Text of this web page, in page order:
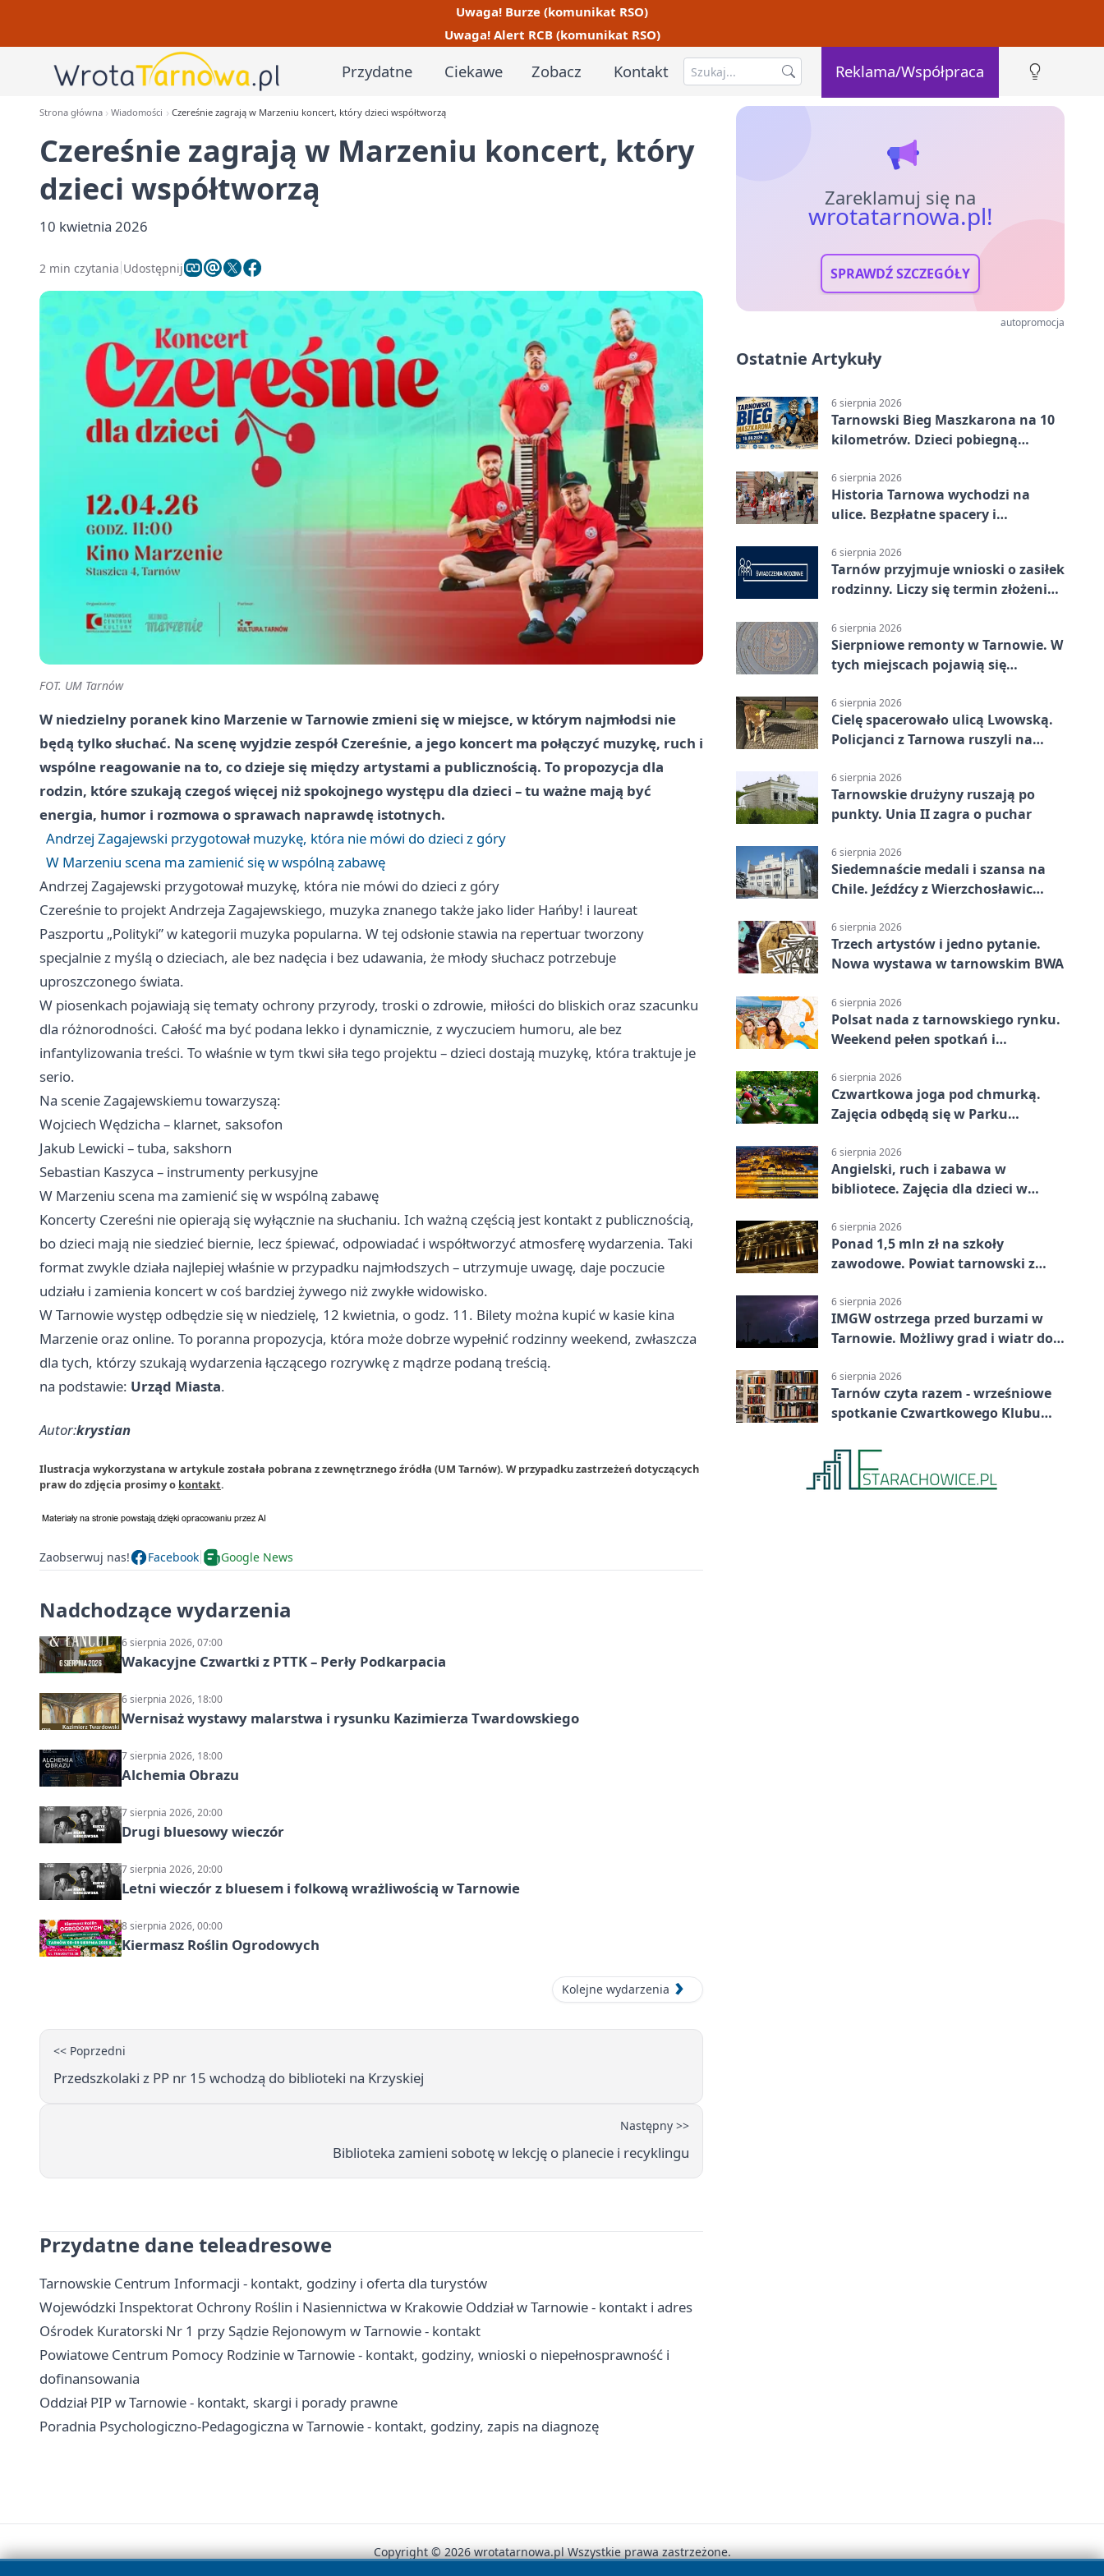
Uwaga! Burze (komunikat RSO)
Uwaga! Alert RCB (komunikat RSO)
Przydatne Ciekawe Zobacz Kontakt Reklama/Współpraca
Strona główna Wiadomości Czereśnie zagrają w Marzeniu koncert, który dzieci współtworzą
Czereśnie zagrają w Marzeniu koncert, który
dzieci współtworzą
10 kwietnia 2026
2 min czytania Udostępnij
FOT. UM Tarnów
W niedzielny poranek kino Marzenie w Tarnowie zmieni się w miejsce, w którym najmłodsi nie
będą tylko słuchać. Na scenę wyjdzie zespół Czereśnie, a jego koncert ma połączyć muzykę, ruch i
wspólne reagowanie na to, co dzieje się między artystami a publicznością. To propozycja dla
rodzin, które szukają czegoś więcej niż spokojnego występu dla dzieci – tu ważne mają być
energia, humor i rozmowa o sprawach naprawdę istotnych.
Andrzej Zagajewski przygotował muzykę, która nie mówi do dzieci z góry
W Marzeniu scena ma zamienić się w wspólną zabawę
Andrzej Zagajewski przygotował muzykę, która nie mówi do dzieci z góry
Czereśnie to projekt Andrzeja Zagajewskiego, muzyka znanego także jako lider Hańby! i laureat
Paszportu „Polityki” w kategorii muzyka popularna. W tej odsłonie stawia na repertuar tworzony
specjalnie z myślą o dzieciach, ale bez nadęcia i bez udawania, że młody słuchacz potrzebuje
uproszczonego świata.
W piosenkach pojawiają się tematy ochrony przyrody, troski o zdrowie, miłości do bliskich oraz szacunku
dla różnorodności. Całość ma być podana lekko i dynamicznie, z wyczuciem humoru, ale bez
infantylizowania treści. To właśnie w tym tkwi siła tego projektu – dzieci dostają muzykę, która traktuje je
serio.
Na scenie Zagajewskiemu towarzyszą:
Wojciech Wędzicha – klarnet, saksofon
Jakub Lewicki – tuba, sakshorn
Sebastian Kaszyca – instrumenty perkusyjne
W Marzeniu scena ma zamienić się w wspólną zabawę
Koncerty Czereśni nie opierają się wyłącznie na słuchaniu. Ich ważną częścią jest kontakt z publicznością,
bo dzieci mają nie siedzieć biernie, lecz śpiewać, odpowiadać i współtworzyć atmosferę wydarzenia. Taki
format zwykle działa najlepiej właśnie w przypadku najmłodszych – utrzymuje uwagę, daje poczucie
udziału i zamienia koncert w coś bardziej żywego niż zwykłe widowisko.
W Tarnowie występ odbędzie się w niedzielę, 12 kwietnia, o godz. 11. Bilety można kupić w kasie kina
Marzenie oraz online. To poranna propozycja, która może dobrze wypełnić rodzinny weekend, zwłaszcza
dla tych, którzy szukają wydarzenia łączącego rozrywkę z mądrze podaną treścią.
na podstawie: Urząd Miasta.
Autor:krystian
Ilustracja wykorzystana w artykule została pobrana z zewnętrznego źródła (UM Tarnów). W przypadku zastrzeżeń dotyczących
praw do zdjęcia prosimy o kontakt.
Zaobserwuj nas! Facebook Google News
Nadchodzące wydarzenia
6 sierpnia 2026, 07:00
Wakacyjne Czwartki z PTTK – Perły Podkarpacia
6 sierpnia 2026, 18:00
Wernisaż wystawy malarstwa i rysunku Kazimierza Twardowskiego
7 sierpnia 2026, 18:00
Alchemia Obrazu
7 sierpnia 2026, 20:00
Drugi bluesowy wieczór
7 sierpnia 2026, 20:00
Letni wieczór z bluesem i folkową wrażliwością w Tarnowie
8 sierpnia 2026, 00:00
Kiermasz Roślin Ogrodowych
Kolejne wydarzenia
<< Poprzedni
Przedszkolaki z PP nr 15 wchodzą do biblioteki na Krzyskiej
Następny >>
Biblioteka zamieni sobotę w lekcję o planecie i recyklingu
Przydatne dane teleadresowe
Tarnowskie Centrum Informacji - kontakt, godziny i oferta dla turystów
Wojewódzki Inspektorat Ochrony Roślin i Nasiennictwa w Krakowie Oddział w Tarnowie - kontakt i adres
Ośrodek Kuratorski Nr 1 przy Sądzie Rejonowym w Tarnowie - kontakt
Powiatowe Centrum Pomocy Rodzinie w Tarnowie - kontakt, godziny, wnioski o niepełnosprawność i
dofinansowania
Oddział PIP w Tarnowie - kontakt, skargi i porady prawne
Poradnia Psychologiczno-Pedagogiczna w Tarnowie - kontakt, godziny, zapis na diagnozę
Zareklamuj się na
wrotatarnowa.pl!
SPRAWDŹ SZCZEGÓŁY
autopromocja
Ostatnie Artykuły
6 sierpnia 2026
Tarnowski Bieg Maszkarona na 10
kilometrów. Dzieci pobiegną
6 sierpnia 2026
Historia Tarnowa wychodzi na
ulice. Bezpłatne spacery i
6 sierpnia 2026
Tarnów przyjmuje wnioski o zasiłek
rodzinny. Liczy się termin złożenia
6 sierpnia 2026
Sierpniowe remonty w Tarnowie. W
tych miejscach pojawią się
6 sierpnia 2026
Cielę spacerowało ulicą Lwowską.
Policjanci z Tarnowa ruszyli na
6 sierpnia 2026
Tarnowskie drużyny ruszają po
punkty. Unia II zagra o puchar
6 sierpnia 2026
Siedemnaście medali i szansa na
Chile. Jeźdźcy z Wierzchosławic
6 sierpnia 2026
Trzech artystów i jedno pytanie.
Nowa wystawa w tarnowskim BWA
6 sierpnia 2026
Polsat nada z tarnowskiego rynku.
Weekend pełen spotkań i
6 sierpnia 2026
Czwartkowa joga pod chmurką.
Zajęcia odbędą się w Parku
6 sierpnia 2026
Angielski, ruch i zabawa w
bibliotece. Zajęcia dla dzieci w
6 sierpnia 2026
Ponad 1,5 mln zł na szkoły
zawodowe. Powiat tarnowski z
6 sierpnia 2026
IMGW ostrzega przed burzami w
Tarnowie. Możliwy grad i wiatr do
6 sierpnia 2026
Tarnów czyta razem - wrześniowe
spotkanie Czwartkowego Klubu
Copyright © 2026 wrotatarnowa.pl Wszystkie prawa zastrzeżone.